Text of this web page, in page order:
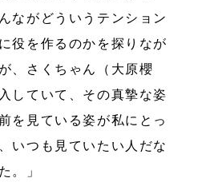
ながどういうテンション
役を作るのかを探りなが
、さくちゃん（大原櫻
していて、その真摯な姿
を見ている姿が私にとっ
いつも見ていたい人だな
。」